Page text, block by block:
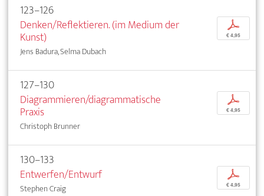
123–126
Denken/Reflektieren. (im Medium der
Kunst)
Jens Badura, Selma Dubach
p
€ 4,95
127–130
Diagrammieren/diagrammatische
Praxis
Christoph Brunner
p
€ 4,95
130–133
Entwerfen/Entwurf
Stephen Craig
p
€ 4,95